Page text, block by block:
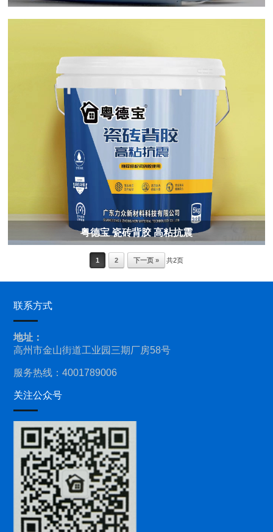
粤德宝 瓷砖背胶 高粘抗震
1 2 下一页 » 共2页
联系方式
地址：
高州市金山街道工业园三期厂房58号
服务热线：4001789006
关注公众号